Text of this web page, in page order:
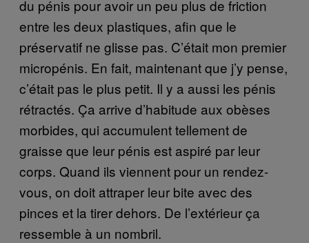
du pénis pour avoir un peu plus de friction
entre les deux plastiques, afin que le
préservatif ne glisse pas. C’était mon premier
micropénis. En fait, maintenant que j’y pense,
c’était pas le plus petit. Il y a aussi les pénis
rétractés. Ça arrive d’habitude aux obèses
morbides, qui accumulent tellement de
graisse que leur pénis est aspiré par leur
corps. Quand ils viennent pour un rendez-
vous, on doit attraper leur bite avec des
pinces et la tirer dehors. De l’extérieur ça
ressemble à un nombril.